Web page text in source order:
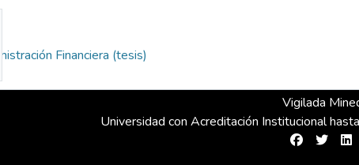
Financiera (tesis)
Vigilada
Universidad con Acreditación Institucional